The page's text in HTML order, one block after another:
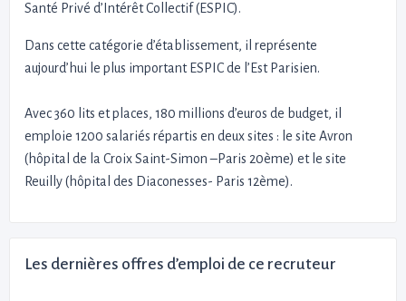
Santé Privé d’Intérêt Collectif (ESPIC).
Dans cette catégorie d’établissement, il représente
aujourd’hui le plus important ESPIC de l’Est Parisien.
Avec 360 lits et places, 180 millions d’euros de budget, il
emploie 1200 salariés répartis en deux sites : le site Avron
(hôpital de la Croix Saint-Simon –Paris 20ème) et le site
Reuilly (hôpital des Diaconesses- Paris 12ème).
Les dernières offres d’emploi de ce recruteur